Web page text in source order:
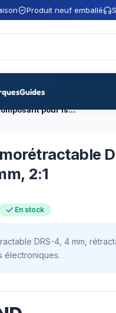
Produit neuf emballé
Guides
Gaine thermorétractable DRS-4, composant pour isolation câbles, 4 mm, 2:1
2:1
En stock
DRS-4, 4 mm,
électroniques.